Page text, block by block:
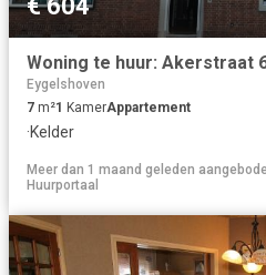
€ 604
Woning te huur: Akerstraat
Eygelshoven
7 m²1 KamerAppartement
·Kelder
Meer dan 1 maand geleden
Huurportaal